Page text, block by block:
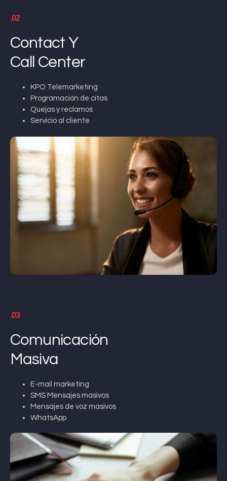
.02
Contact Y
Call Center
KPO Telemarketing
Programación de citas
Quejas y reclamos
Servicio al cliente
.03
Comunicación
Masiva
E-mail marketing
SMS Mensajes masivos
Mensajes de voz masivos
WhatsApp